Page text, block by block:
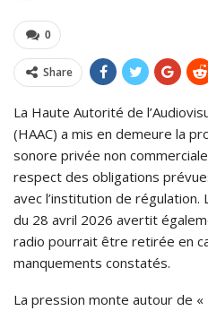
0
Share
La Haute Autorité de
(HAAC) a mis en demeure la
sonore privée non
respect des obligations
avec l’institution de régulation.
du 28 avril 2026 avertit
radio pourrait être retirée en
manquements constatés.
La pression monte autour de «